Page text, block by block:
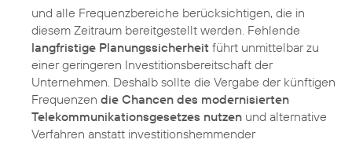
und alle Frequenzbereiche berücksichtigen, die in
diesem Zeitraum bereitgestellt werden. Fehlende
langfristige Planungssicherheit führt unmittelbar zu
einer geringeren Investitionsbereitschaft der
Unternehmen. Deshalb sollte die Vergabe der künftigen
Frequenzen die Chancen des modernisierten
Telekommunikationsgesetzes nutzen und alternative
Verfahren anstatt investitionshemmender